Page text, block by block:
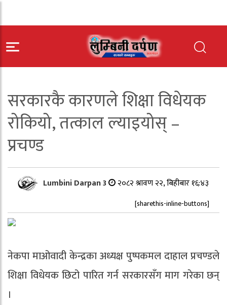
सरकारकै कारणले शिक्षा विधेयक
रोकियो, तत्काल ल्याइयोस् –
प्रचण्ड
Lumbini Darpan 3 २०८२ श्रावण २२, बिहीबार १६:४३
[sharethis-inline-buttons]
नेकपा माओवादी केन्द्रका अध्यक्ष पुष्पकमल दाहाल प्रचण्डले
शिक्षा विधेयक छिटो पारित गर्न सरकारसँग माग गरेका छन्
।